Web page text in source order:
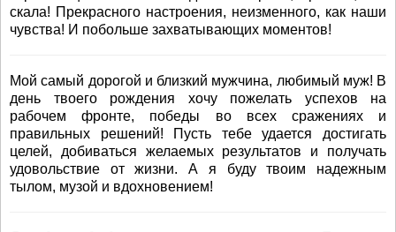
скала! Прекрасного настроения, неизменного, как наши
чувства! И побольше захватывающих моментов!
Мой самый дорогой и близкий мужчина, любимый муж! В
день твоего рождения хочу пожелать успехов на
рабочем фронте, победы во всех сражениях и
правильных решений! Пусть тебе удается достигать
целей, добиваться желаемых результатов и получать
удовольствие от жизни. А я буду твоим надежным
тылом, музой и вдохновением!